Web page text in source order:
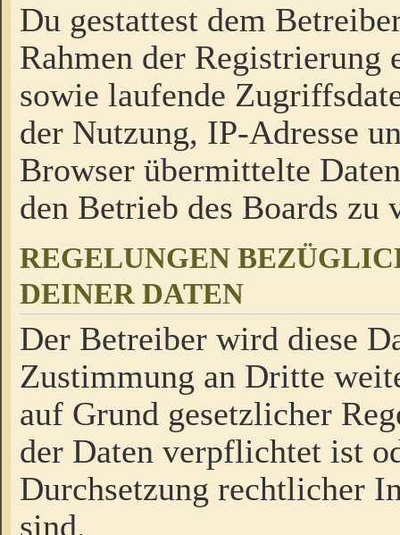
Du gestattest dem
Rahmen der Registrierung
sowie laufende
der Nutzung, IP-Adresse
Browser übermittelte
den Betrieb des Boards zu
REGELUNGEN
DEINER DATEN
Der Betreiber wird diese
Zustimmung an Dritte
auf Grund gesetzlicher
der Daten verpflichtet ist
Durchsetzung rechtlicher
sind.